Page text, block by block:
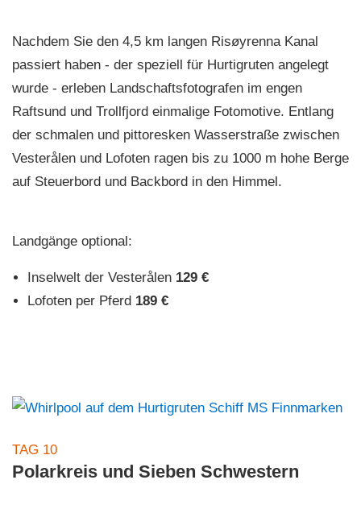
Nachdem Sie den 4,5 km langen Risøyrenna Kanal
passiert haben - der speziell für Hurtigruten angelegt
wurde - erleben Landschaftsfotografen im engen
Raftsund und Trollfjord einmalige Fotomotive. Entlang
der schmalen und pittoresken Wasserstraße zwischen
Vesterålen und Lofoten ragen bis zu 1000 m hohe Berge
auf Steuerbord und Backbord in den Himmel.
Landgänge optional:
Inselwelt der Vesterålen 129 €
Lofoten per Pferd 189 €
TAG 10
Polarkreis und Sieben Schwestern